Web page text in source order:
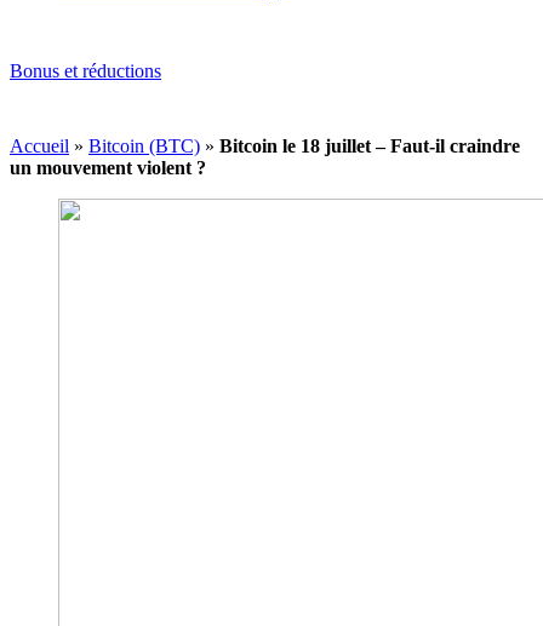
Bonus et réductions
Accueil » Bitcoin (BTC) » Bitcoin le 18 juillet – Faut-il craindre
un mouvement violent ?